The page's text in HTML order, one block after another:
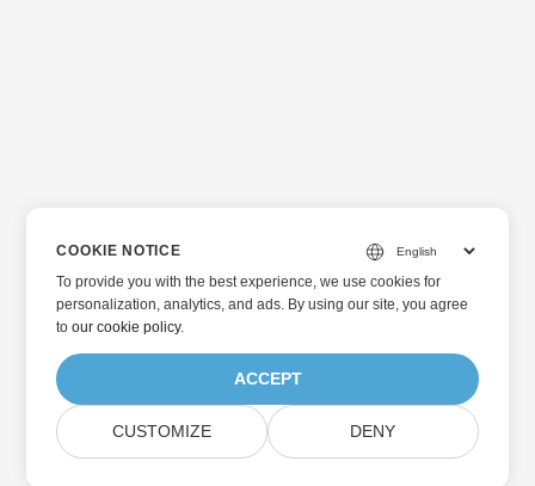
COOKIE NOTICE
To provide you with the best experience, we use cookies for
personalization, analytics, and ads. By using our site, you agree
toour cookie policy.
ACCEPT
CUSTOMIZE DENY